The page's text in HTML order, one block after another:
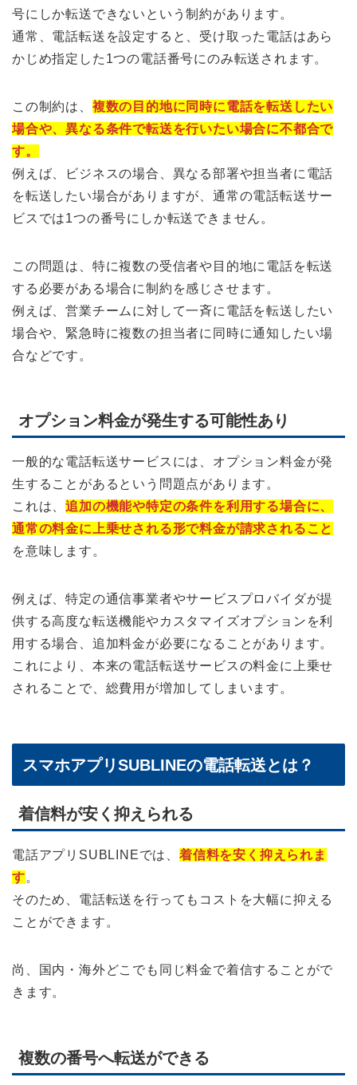
号にしか転送できないという制約があります。
通常、電話転送を設定すると、受け取った電話はあら
かじめ指定した1つの電話番号にのみ転送されます。
この制約は、 複数の目的地に同時に電話を転送したい
場合や、異なる条件で転送を行いたい場合に不都合で
す。
例えば、ビジネスの場合、異なる部署や担当者に電話
を転送したい場合がありますが、通常の電話転送サー
ビスでは1つの番号にしか転送できません。
この問題は、特に複数の受信者や目的地に電話を転送
する必要がある場合に制約を感じさせます。
例えば、営業チームに対して一斉に電話を転送したい
場合や、緊急時に複数の担当者に同時に通知したい場
合などです。
オプション料金が発生する可能性あり
一般的な電話転送サービスには、オプション料金が発
生することがあるという問題点があります。
これは、追加の機能や特定の条件を利用する場合に、
通常の料金に上乗せされる形で料金が請求されること
を意味します。
例えば、特定の通信事業者やサービスプロバイダが提
供する高度な転送機能やカスタマイズオプションを利
用する場合、追加料金が必要になることがあります。
これにより、本来の電話転送サービスの料金に上乗せ
されることで、総費用が増加してしまいます。
スマホアプリSUBLINEの電話転送とは？
着信料が安く抑えられる
電話アプリSUBLINEでは、 着信料を安く抑えられま
す。
そのため、電話転送を行ってもコストを大幅に抑える
ことができます。
尚、国内・海外どこでも同じ料金で着信することがで
きます。
複数の番号へ転送ができる